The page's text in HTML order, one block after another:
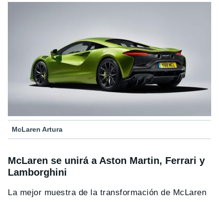
McLaren Artura
McLaren se unirá a Aston Martin, Ferrari y
Lamborghini
La mejor muestra de la transformación de McLaren